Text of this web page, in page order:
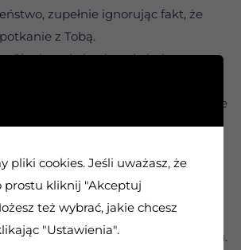
zupełnie ignorując fakt, że
z Tobą.
Cię dopada i pokazuje jedno:
wtedy dociera do Ciebie
nisko. Zostało Ci kilkanaście
cały ten czas zastanawiałeś się
łokcia. Na ziemi usłyszysz to jedno,
spędzić resztę życia,
cenę przejąć kontrolę?”. To
które przypomina, że w ferworze
często zapominamy o samym życiu.
pliki cookies. Jeśli uważasz, że
prostu kliknij "Akceptuj
też wybrać, jakie chcesz
"Ustawienia".